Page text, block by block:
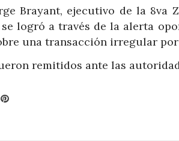
Brayant, ejecutivo de la 8va
logró a través de la alerta
una transacción irregular
remitidos ante las
Pinterest